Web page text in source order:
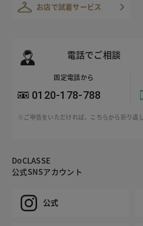
お店で試着サービス
電話でご相談
固定電話から
0120-178-788
※ご申告をいただければ、こちらから折り返
DoCLASSE
公式SNSアカウント
公式